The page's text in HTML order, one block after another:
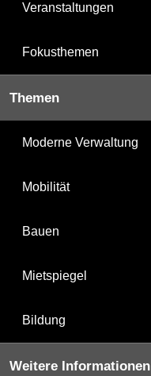
Veranstaltungen
Fokusthemen
Themen
Moderne Verwaltung
Mobilität
Bauen
Mietspiegel
Bildung
Weitere Informationen